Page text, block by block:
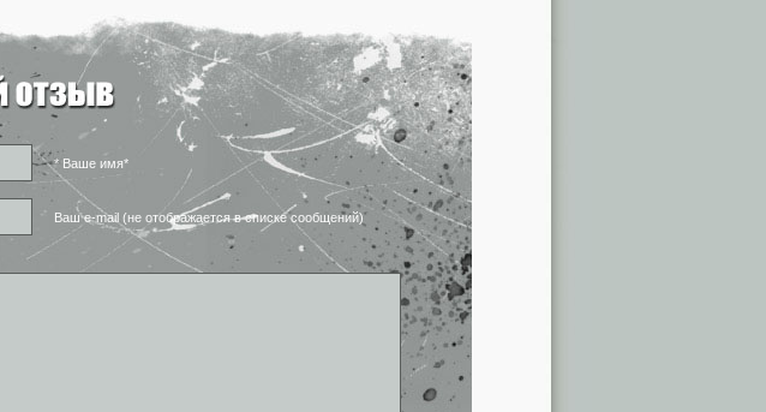
* Ваше имя*
Ваш e-mail (не отображается в списке сообщений)